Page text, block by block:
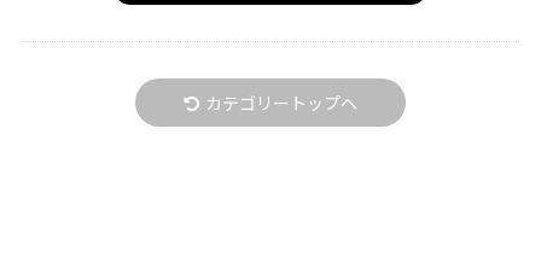
カテゴリートップへ